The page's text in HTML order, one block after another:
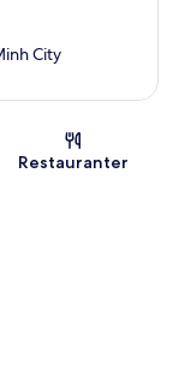
City
Restauranter